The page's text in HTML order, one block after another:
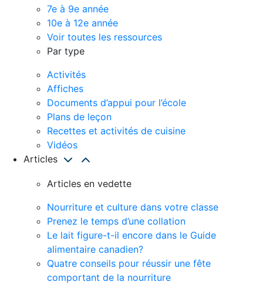
7e à 9e année
10e à 12e année
Voir toutes les ressources
Par type
Activités
Affiches
Documents d’appui pour l’école
Plans de leçon
Recettes et activités de cuisine
Vidéos
Articles
Articles en vedette
Nourriture et culture dans votre classe
Prenez le temps d’une collation
Le lait figure-t-il encore dans le Guide
alimentaire canadien?
Quatre conseils pour réussir une fête
comportant de la nourriture